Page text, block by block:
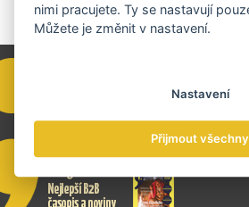
nimi pracujete. Ty se nastavují
Můžete je změnit v nastavení.
Nastavení
Přijmout všechny